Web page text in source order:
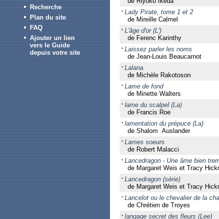
Recherche
Plan du site
FAQ
Ajouter un lien
vers le Guide
depuis votre site
Lady Pirate, tome 1 et 2
de Mireille Calmel
L'âge d'or (L')
de Ferenc Karinthy
Laissez parler les noms
de Jean-Louis Beaucarnot
Lalana
de Michèle Rakotoson
Lame de fond
de Minette Walters
lame du scalpel (La)
de Francis Roe
lamentation du prépuce (La)
de Shalom Auslander
Lames soeurs
de Robert Malacci
Lancedragon - Une âme bien
de Margaret Weis et Tracy
Lancedragon (série)
de Margaret Weis et Tracy
Lancelot ou le chevalier de la
de Chrétien de Troyes
langage secret des fleurs (Lee)